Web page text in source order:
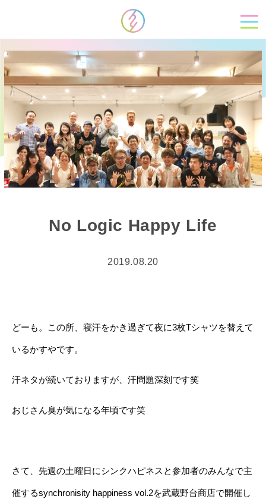
No Logic Happy Life
2019.08.20
どーも。この所、寝汗をかき過ぎて夜に3枚Tシャツを替えて
いるかすやです。
汗ネタが続いておりますが、汗問題深刻です笑
おじさん臭が気になる年頃です笑
さて、先週の土曜日にシンクハピネスと参加者のみんなで主
催するsynchronisity happiness vol.2を武蔵野台商店で開催し